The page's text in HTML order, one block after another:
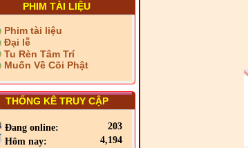
PHIM TÀI LIỆU
Phim tài liệu
Đại lễ
Tu Rèn Tâm Trí
Muốn Về Cõi Phật
THỐNG KÊ TRUY CẬP
Đang online:
203
Hôm nay:
4,194